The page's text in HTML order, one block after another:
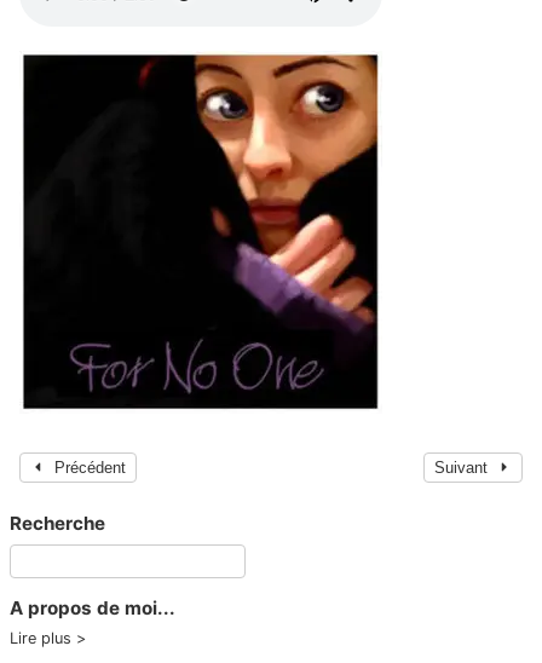
Précédent Suivant
Recherche
A propos de moi...
Lire plus